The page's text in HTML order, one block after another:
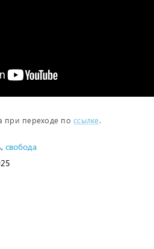
при переходе поссылке.
, свобода